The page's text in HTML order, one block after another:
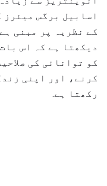
اسابیل برگس
دیکھتا ہے کہ اس
کو توانائی کی
کرنے، اور اپنی
رکھتا ہے.